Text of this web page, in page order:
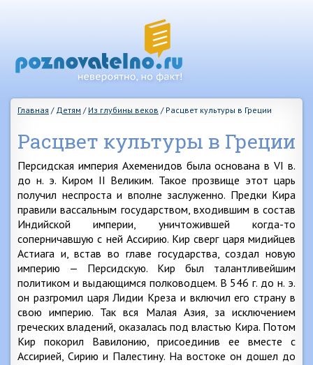
Главная / Детям / Из глубины веков / Расцвет культуры в Греции
Расцвет культуры в Греции
Персидская империя Ахеменидов была основана в VI в.
до н. э. Киром II Великим. Такое прозвище этот царь
получил неспроста и вполне заслуженно. Предки Кира
правили вассальным государством, входившим в состав
Индийской империи, уничтожившей когда-то
соперничавшую с ней Ассирию. Кир сверг царя мидийцев
Астиага и, встав во главе государства, создал новую
империю — Персидскую. Кир был талантливейшим
политиком и выдающимся полководцем. В 546 г. до н. э.
он разгромил царя Лидии Креза и включил его страну в
свою империю. Так вся Малая Азия, за исключением
греческих владений, оказалась под властью Кира. Потом
Кир покорил Вавилонию, присоединив ее вместе с
Ассирией, Сирию и Палестину. На востоке он дошел до